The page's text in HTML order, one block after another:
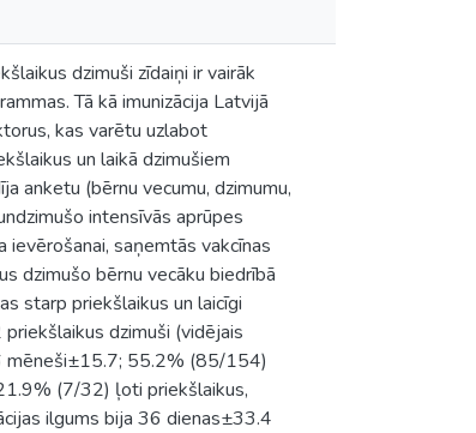
dzimuši zīdaiņi ir vairāk
Tā kā imunizācija Latvijā
kas varētu uzlabot
un laikā dzimušiem
anketu (bērnu vecumu, dzimumu,
intensīvās aprūpes
ievērošanai, saņemtās vakcīnas
dzimušo bērnu vecāku biedrībā
starp priekšlaikus un laicīgi
dzimuši (vidējais
mēneši±15.7; 55.2% (85/154)
(7/32) ļoti priekšlaikus,
ilgums bija 36 dienas±33.4